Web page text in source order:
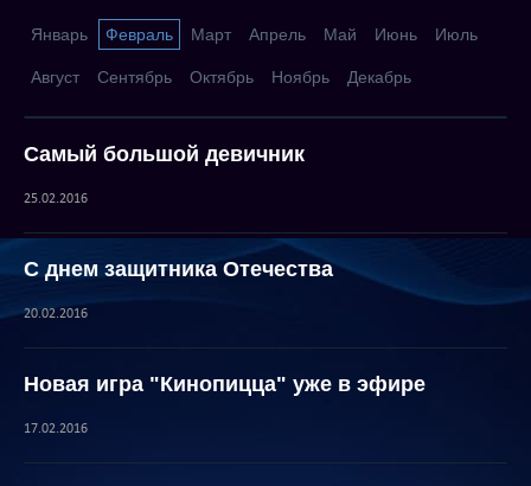
Январь Февраль Март Апрель Май Июнь Июль
Август Сентябрь Октябрь Ноябрь Декабрь
Самый большой девичник
25.02.2016
С днем защитника Отечества
20.02.2016
Новая игра "Кинопицца" уже в эфире
17.02.2016